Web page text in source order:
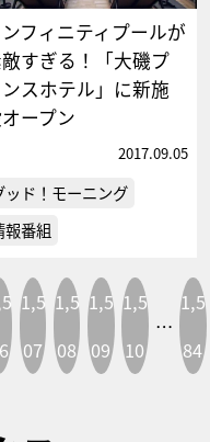
フィニティプールが
すぎる！「大磯プ
ンスホテル」に新施
ープン
2017.09.05
ッド！モーニング
報番組
1,5
07
1,5
08
1,5
09
1,5
10
…
1,5
84